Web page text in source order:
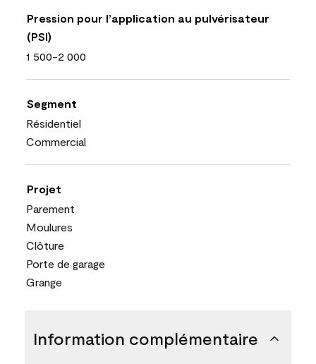
Pression pour l’application au pulvérisateur
(PSI)
1 500-2 000
Segment
Résidentiel
Commercial
Projet
Parement
Moulures
Clôture
Porte de garage
Grange
Information complémentaire